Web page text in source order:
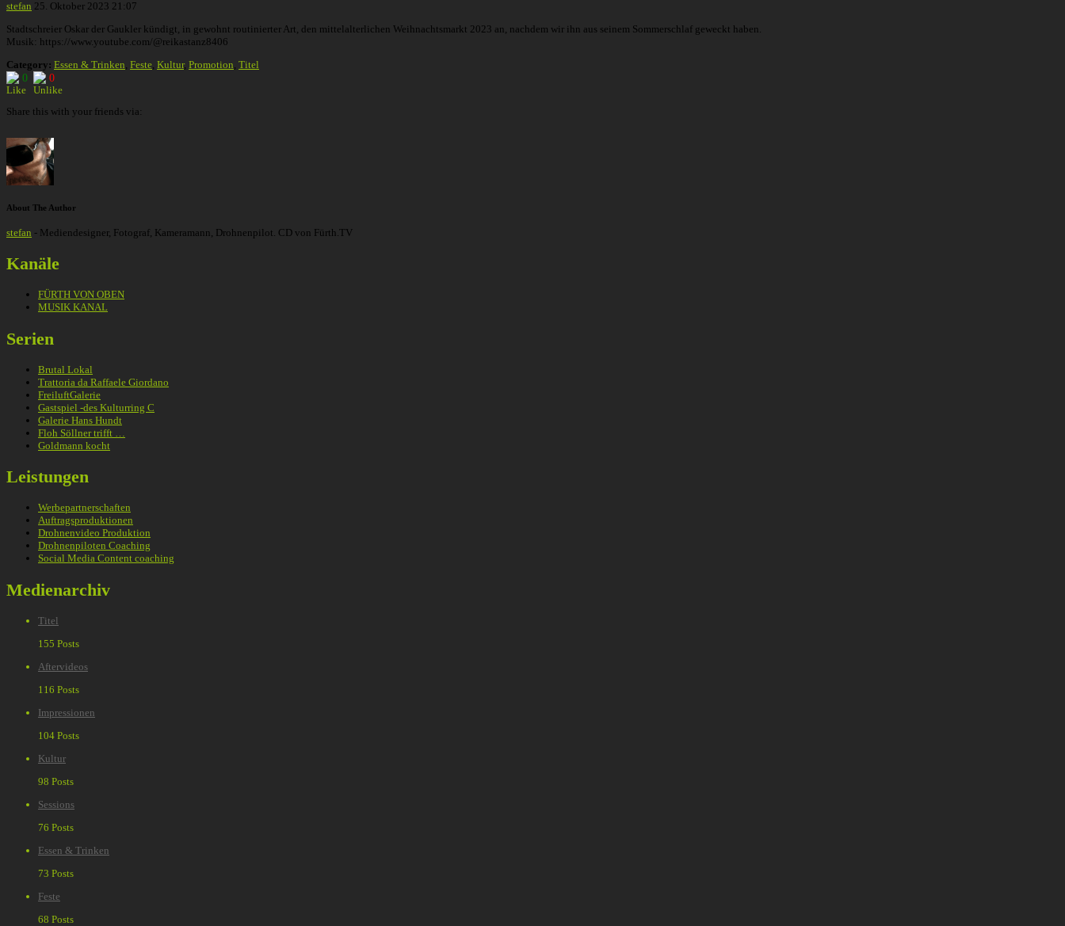
stefan 25. Oktober 2023 21:07
Stadtschreier Oskar der Gaukler kündigt, in gewohnt routinierter Art, den mittelalterlichen Weihnachtsmarkt 2023 an, nachdem wir ihn aus seinem Sommerschlaf geweckt haben.
Musik: https://www.youtube.com/@reikastanz8406
Category: Essen & Trinken Feste Kultur, Promotion Titel
0
0
Share this with your friends via:
About The Author
stefan - Mediendesigner, Fotograf, Kameramann, Drohnenpilot. CD von Fürth.TV
Kanäle
FÜRTH VON OBEN
MUSIK KANAL
Serien
Brutal Lokal
Trattoria da Raffaele Giordano
FreiluftGalerie
Gastspiel -des Kulturring C
Galerie Hans Hundt
Floh Söllner trifft …
Goldmann kocht
Leistungen
Werbepartnerschaften
Auftragsproduktionen
Drohnenvideo Produktion
Drohnenpiloten Coaching
Social Media Content coaching
Medienarchiv
Titel
155 Posts
Aftervideos
116 Posts
Impressionen
104 Posts
Kultur
98 Posts
Sessions
76 Posts
Essen & Trinken
73 Posts
Feste
68 Posts